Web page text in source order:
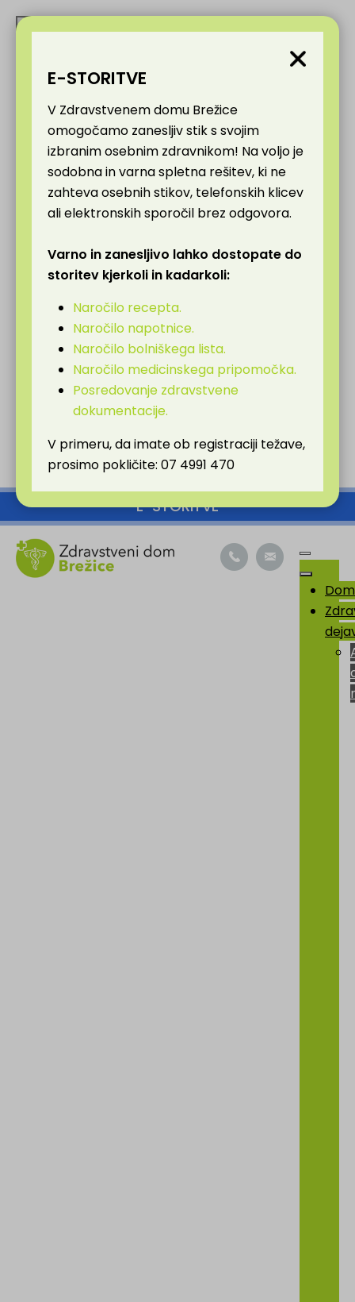
Orodje za dostopnost
Pretvori barve
Enobarvno
Temen kontrast
Svetel kontrast
Nizka nasičenost
Označene povezave
Bralnik zaslona
Preberi več
Skaliranje vsebine 100%
Velikost pisave 100%
Presledek med črkami 100 %
SKOČI DO OSREDNJE VSEBINE
E-STORITVE
E-STORITVE
V Zdravstvenem domu Brežice
omogočamo zanesljiv stik s svojim
izbranim osebnim zdravnikom! Na voljo je
sodobna in varna spletna rešitev, ki ne
zahteva osebnih stikov, telefonskih klicev
ali elektronskih sporočil brez odgovora.
Varno in zanesljivo lahko dostopate do
storitev kjerkoli in kadarkoli:
Naročilo recepta.
Naročilo napotnice.
Naročilo bolniškega lista.
Naročilo medicinskega pripomočka.
Posredovanje zdravstvene
dokumentacije.
V primeru, da imate ob registraciji težave,
prosimo pokličite: 07 4991 470